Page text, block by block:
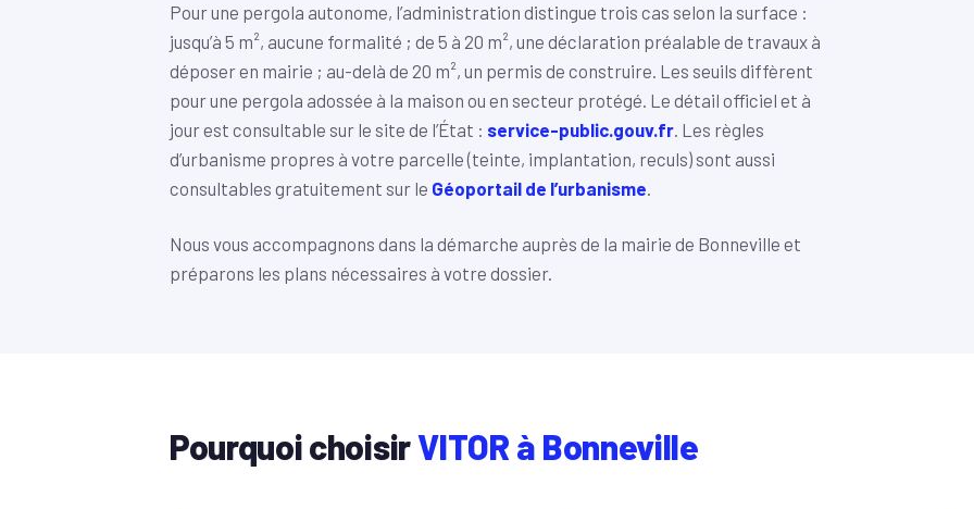
Pour une pergola autonome, l’administration distingue trois cas selon la surface :
jusqu’à 5 m², aucune formalité ; de 5 à 20 m², une déclaration préalable de travaux à
déposer en mairie ; au-delà de 20 m², un permis de construire. Les seuils diffèrent
pour une pergola adossée à la maison ou en secteur protégé. Le détail officiel et à
jour est consultable sur le site de l’État : service-public.gouv.fr. Les règles
d’urbanisme propres à votre parcelle (teinte, implantation, reculs) sont aussi
consultables gratuitement sur le Géoportail de l’urbanisme.
Nous vous accompagnons dans la démarche auprès de la mairie de Bonneville et
préparons les plans nécessaires à votre dossier.
Pourquoi choisirVITOR à Bonneville